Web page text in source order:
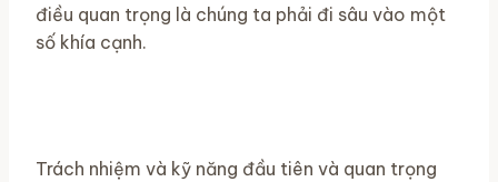
điều quan trọng là chúng ta phải đi sâu vào một
số khía cạnh.
Trách nhiệm và kỹ năng đầu tiên và quan trọng